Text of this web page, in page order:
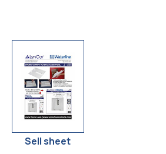
Sell sheet